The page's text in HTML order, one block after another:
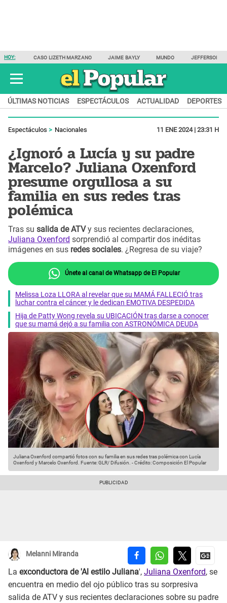
HOY: CASO LIZETH MARZANO JAIME BAYLY MUNDO JEFFERSON
ÚLTIMAS NOTICIAS ESPECTÁCULOS ACTUALIDAD DEPORTES
Espectáculos Nacionales 11 ENE 2024 | 23:31 H
¿Ignoró a Lucía y su padre
Marcelo? Juliana Oxenford
presume orgullosa a su
familia en sus redes tras
polémica
Tras su salida de ATVy sus recientes declaraciones,
Juliana Oxenford sorprendió al compartir dos inéditas
imágenes en sus redes sociales. ¿Regresa de su viaje?
Únete al canal de Whatsapp de El Popular
Melissa Loza LLORA al revelar que su MAMÁ FALLECIÓ tras
luchar contra el cáncer y le dedican EMOTIVA DESPEDIDA
Hija de Patty Wong revela su UBICACIÓN tras darse a conocer
que su mamá dejó a su familia con ASTRONÓMICA DEUDA
Juliana Oxenford compartió fotos con su familia en sus redes tras polémica con Lucía
Oxenford y Marcelo Oxenford. Fuente: GLR/ Difusión. -Crédito: Composición El Popular
Melanni Miranda
La exconductora de 'Al estilo Juliana', Juliana Oxenford, se
encuentra en medio del ojo público tras su sorpresiva
salida de ATV y sus recientes declaraciones sobre su padre